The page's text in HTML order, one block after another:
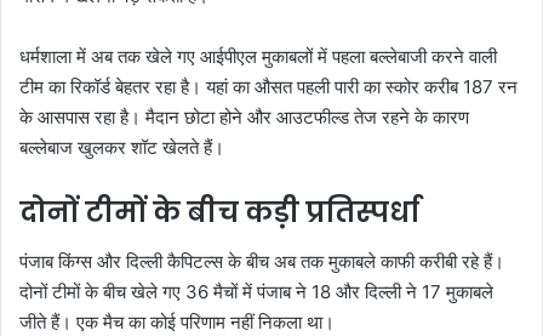
धर्मशाला में अब तक खेले गए आईपीएल मुकाबलों में पहला बल्लेबाजी करने वाली
टीम का रिकॉर्ड बेहतर रहा है। यहां का औसत पहली पारी का स्कोर करीब 187 रन
के आसपास रहा है। मैदान छोटा होने और आउटफील्ड तेज रहने के कारण
बल्लेबाज खुलकर शॉट खेलते हैं।
दोनों टीमों के बीच कड़ी प्रतिस्पर्धा
पंजाब किंग्स और दिल्ली कैपिटल्स के बीच अब तक मुकाबले काफी करीबी रहे हैं।
दोनों टीमों के बीच खेले गए 36 मैचों में पंजाब ने 18 और दिल्ली ने 17 मुकाबले
जीते हैं। एक मैच का कोई परिणाम नहीं निकला था।